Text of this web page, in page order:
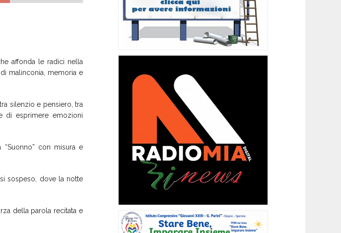
affonda le radici nella
malinconia, memoria e
silenzio e pensiero, tra
di esprimere emozioni
“Suonno” con misura e
sospeso, dove la notte
della parola recitata e